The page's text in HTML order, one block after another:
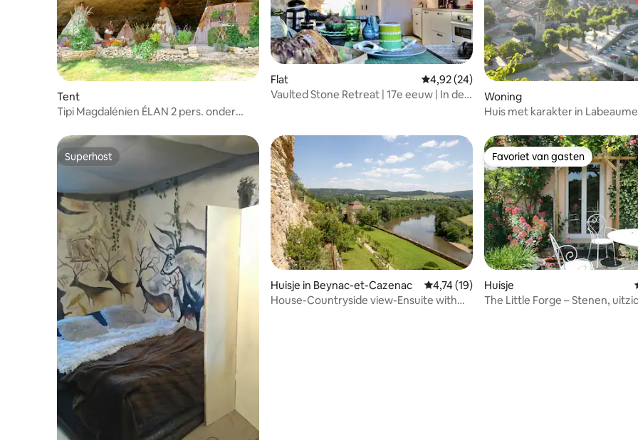
Tent
Tipi Magdalénien ÉLAN 2 pers. onder
Flat Gemiddelde beoordeling van 4,92 op 5, 24
4,92 (24)
Vaulted Stone Retreat | 17e eeuw | In de
Woning
Huis met karakter in Labeaume
Superhost
Superhost
Huisje in Beynac-et-Cazenac Gemiddelde beoordeling van 4,74 op 5, 19
4,74 (19)
House-Countryside view-Ensuite with
Favoriet van gasten
Favoriet van gasten
Huisje
The Little Forge – Stenen,